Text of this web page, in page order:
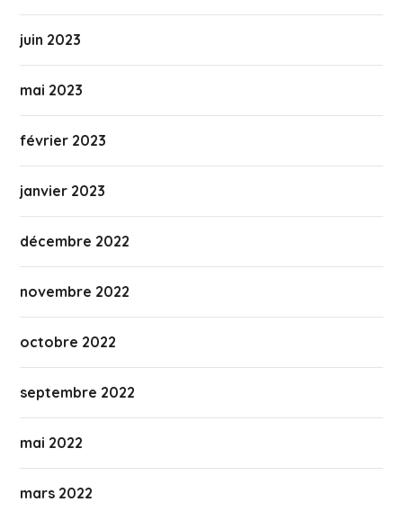
juin 2023
mai 2023
février 2023
janvier 2023
décembre 2022
novembre 2022
octobre 2022
septembre 2022
mai 2022
mars 2022